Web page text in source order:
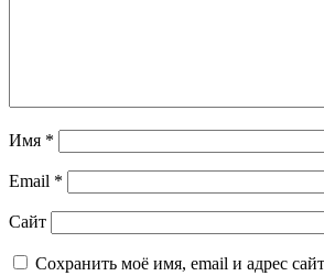
Имя *
Email *
Сайт
Сохранить моё имя, email и адрес